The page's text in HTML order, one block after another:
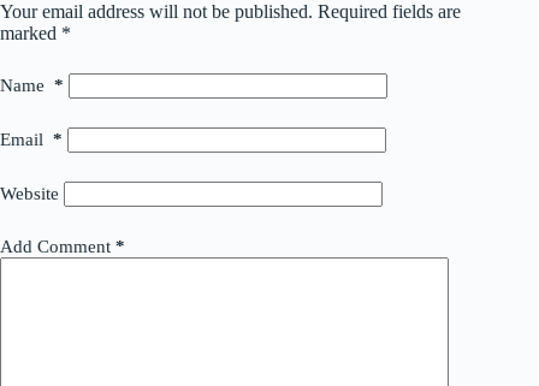
Your email address will not be published. Required fields are
marked *
Name *
Email *
Website
Add Comment *